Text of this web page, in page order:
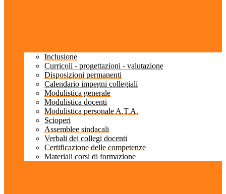
Inclusione
Curricoli - progettazioni - valutazione
Disposizioni permanenti
Calendario impegni collegiali
Modulistica generale
Modulistica docenti
Modulistica personale A.T.A.
Scioperi
Assemblee sindacali
Verbali dei collegi docenti
Certificazione delle competenze
Materiali corsi di formazione